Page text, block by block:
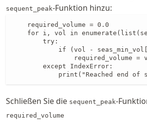
sequent_peak-Funktion hinzu:
    required_volume = 0.0
for i, vol in
        try:
if (vol -
required_volume =
        except IndexError:
print("Reached end of
Schließen Sie die sequent_peak-
required_volume